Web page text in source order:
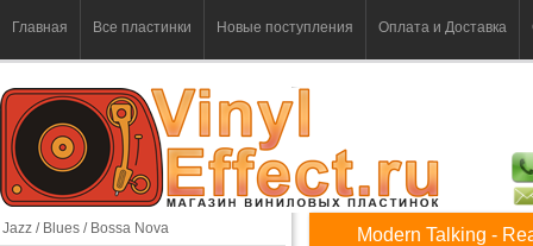
Главная Все пластинки Новые поступления Оплата и Доставка
Jazz / Blues / Bossa Nova
Modern Talking -